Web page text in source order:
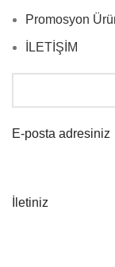
Promosyon
İLETİŞİM
E-posta adresiniz
İletiniz